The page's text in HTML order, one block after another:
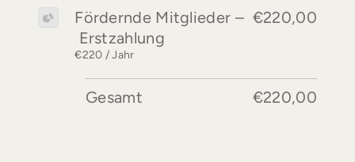
Fördernde Mitglieder –
Erstzahlung
€220 / Jahr
€220,00
Gesamt €220,00